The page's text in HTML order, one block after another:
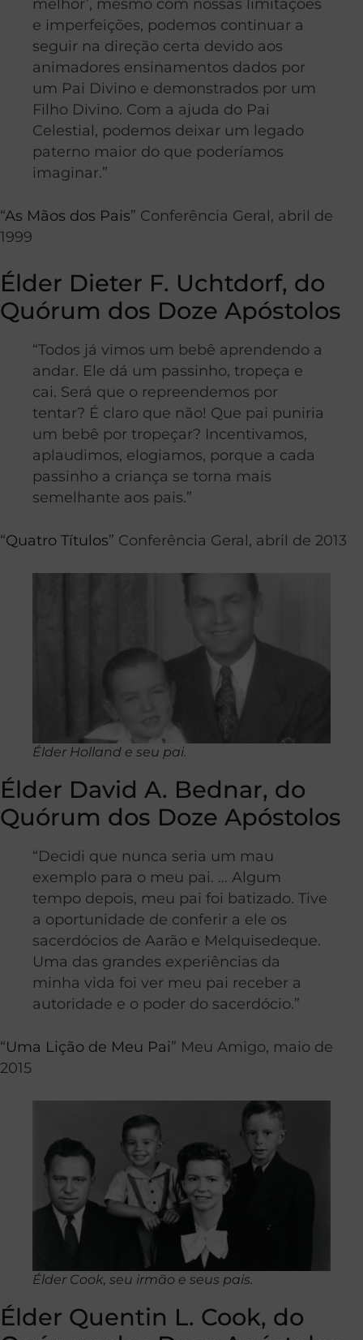
melhor’, mesmo com nossas limitações
e imperfeições, podemos continuar a
seguir na direção certa devido aos
animadores ensinamentos dados por
um Pai Divino e demonstrados por um
Filho Divino. Com a ajuda do Pai
Celestial, podemos deixar um legado
paterno maior do que poderíamos
imaginar.”
“As Mãos dos Pais” Conferência Geral, abril de
1999
Élder Dieter F. Uchtdorf, do
Quórum dos Doze Apóstolos
“Todos já vimos um bebê aprendendo a
andar. Ele dá um passinho, tropeça e
cai. Será que o repreendemos por
tentar? É claro que não! Que pai puniria
um bebê por tropeçar? Incentivamos,
aplaudimos, elogiamos, porque a cada
passinho a criança se torna mais
semelhante aos pais.”
“Quatro Títulos” Conferência Geral, abril de 2013
Élder Holland e seu pai.
Élder David A. Bednar, do
Quórum dos Doze Apóstolos
“Decidi que nunca seria um mau
exemplo para o meu pai. … Algum
tempo depois, meu pai foi batizado. Tive
a oportunidade de conferir a ele os
sacerdócios de Aarão e Melquisedeque.
Uma das grandes experiências da
minha vida foi ver meu pai receber a
autoridade e o poder do sacerdócio.”
“Uma Lição de Meu Pai” Meu Amigo, maio de
2015
Élder Cook, seu irmão e seus pais.
Élder Quentin L. Cook, do